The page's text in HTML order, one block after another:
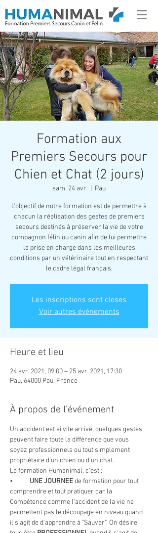
Formation aux
Premiers Secours pour
Chien et Chat (2 jours)
sam. 24 avr. Pau
L'objectif de notre formation est de permettre à
chacun la réalisation des gestes de premiers
secours destinés à préserver la vie de votre
compagnon félin ou canin afin de lui permettre
la prise en charge dans les meilleures
conditions par un vétérinaire tout en respectant
le cadre légal français.
Les inscriptions sont closes
Voir autres événements
Heure et lieu
24 avr. 2021, 09:00 – 25 avr. 2021, 17:30
Pau, 64000 Pau, France
À propos de l'événement
Un accident est si vite arrivé, quelques gestes
peuvent faire toute la différence que vous
soyez professionnels ou tout simplement
propriétaire d'un chien ou d'un chat.
La formation Humanimal, c'est :
UNE JOURNEE de formation pour tout
comprendre et tout pratiquer car la
Compétence comme l'accident de la vie ne
permettent pas le découpage en niveau quand
il s'agit de d'apprendre à "Sauver". On désire